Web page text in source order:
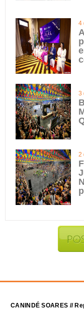
4
3
2
CANINDÉ SOARES //